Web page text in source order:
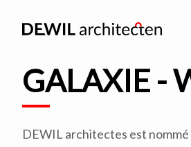
GALAXIE -
DEWIL architectes est